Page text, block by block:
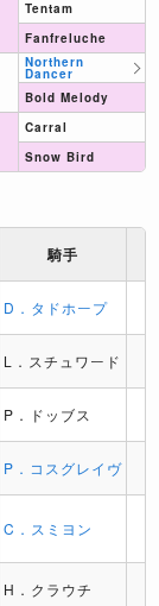
Tentam
Fanfreluche
Northern
Dancer
Bold Melody
Carral
Snow Bird
騎手
D．タドホープ
L．スチュワード
P．ドッブス
P．コスグレイヴ
C．スミヨン
H．クラウチ